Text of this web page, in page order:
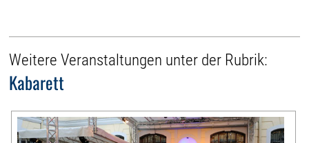
Weitere Veranstaltungen unter der Rubrik:
Kabarett